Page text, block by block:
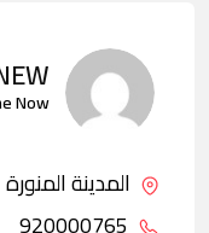
Now
المدينة المنورة